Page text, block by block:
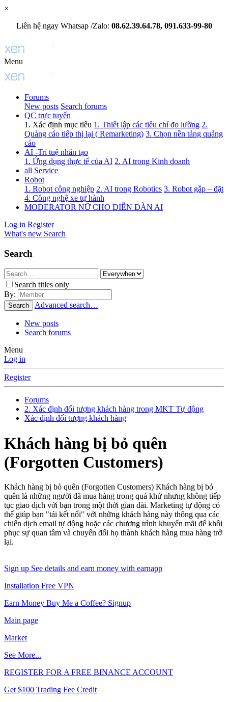
×
Liên hệ ngay Whatsap /Zalo: 08.62.39.64.78, 091.633-99-80
Menu
Forums
New posts Search forums
QC trực tuyến
1. Xác định mục tiêu 1. Thiết lập các tiêu chí đo lường 2.
Quảng cáo tiếp thị lại ( Remarketing) 3. Chọn nền tảng quảng
cáo
AI -Trí tuệ nhân tạo
1. Ứng dụng thực tế của AI 2. AI trong Kinh doanh
all Service
Robot
1. Robot công nghiệp 2. AI trong Robotics 3. Robot gắp – đặt
4. Công nghệ xe tự hành
MODERATOR NỮ CHO DIỄN ĐÀN AI
Log in Register
What's new Search
Search
Search titles only
By:
Search Advanced search…
New posts
Search forums
Menu
Log in
Register
Forums
2. Xác định đối tượng khách hàng trong MKT Tự động
Xác định đối tượng khách hàng
Khách hàng bị bỏ quên
(Forgotten Customers)
Khách hàng bị bỏ quên (Forgotten Customers) Khách hàng bị bỏ
quên là những người đã mua hàng trong quá khứ nhưng không tiếp
tục giao dịch với bạn trong một thời gian dài. Marketing tự động có
thể giúp bạn "tái kết nối" với những khách hàng này thông qua các
chiến dịch email tự động hoặc các chương trình khuyến mãi để khôi
phục sự quan tâm và chuyển đổi họ thành khách hàng mua hàng trở
lại.
Sign up See details and earn money with earnapp
Installation Free VPN
Earn Money Buy Me a Coffee? Signup
Main page
Market
See More...
REGISTER FOR A FREE BINANCE ACCOUNT
Get $100 Trading Fee Credit